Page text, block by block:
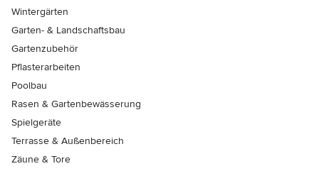
Wintergärten
Garten- & Landschaftsbau
Gartenzubehör
Pflasterarbeiten
Poolbau
Rasen & Gartenbewässerung
Spielgeräte
Terrasse & Außenbereich
Zäune & Tore